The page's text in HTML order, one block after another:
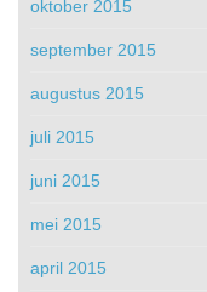
oktober 2015
september 2015
augustus 2015
juli 2015
juni 2015
mei 2015
april 2015